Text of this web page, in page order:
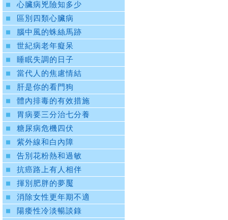
心臟病兇險知多少
區別四類心臟病
腦中風的蛛絲馬跡
世紀病老年癡呆
睡眠失調的日子
當代人的焦慮情結
肝是你的看門狗
體內排毒的有效措施
胃病要三分治七分養
糖尿病危機四伏
紫外線和白內障
告別花粉熱和過敏
抗癌路上有人相伴
揮別肥胖的夢魘
消除女性更年期不適
陽痿性冷淡暢談錄